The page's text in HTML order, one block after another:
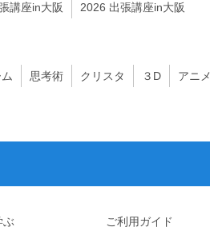
講座in大阪 2026 出張講座in大阪
思考術 クリスタ ３D アニメ
ぶ ご利用ガイド